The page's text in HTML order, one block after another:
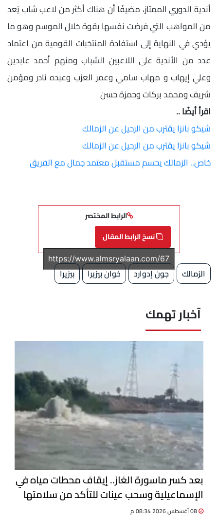
أندية الدوري الممتاز، مضيفًا أن هناك أكثر من لاعب شاب يُعد
من المواهب التي فرضت نفسها بقوة خلال الموسم وهو ما
يؤدي في النهاية إلى استفادة المنتخبات القومية من اعتماد
عدد من الأندية على اللاعبين الشباب ومنهم أحمد عابدين
وعلي إيهاب و مهاب سامي وعمر العزب وعبده نادر ومؤمن
شريف ومحمد بركات وحمزة حسن
اقرأ أيضًا ..
شيكو بانزا يقترب من الرحيل عن الزمالك
شيكو بانزا يقترب من الرحيل عن الزمالك
خاص.. الزمالك يحسم مستقبل معتمد جمال مع الفريق
الرابط المختصر
نسخ الرابط المقال
الزمالك جون إدوارد خوان بيزيرا بيزيرا
آخبار تهمك
بعد كسر ماسورة الغاز.. إيقاف محطات مياه في
الإسماعيلية وسحب عينات للتأكد من سلامتها